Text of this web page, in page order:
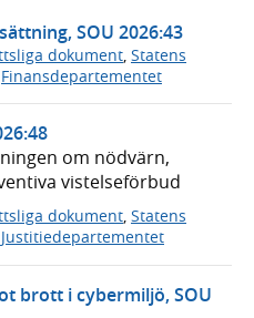
SOU 2026:43
dokument Statens
Finansdepartementet
om nödvärn,
vistelseförbud
dokument, Statens
Justitiedepartementet
brott i cybermiljö, SOU